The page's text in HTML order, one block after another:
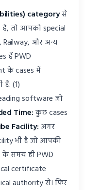
categoryसे
तो आपको special
Railway, और अन्य
हैं PWD
के cases में
हैं: (1)
software जो
Time:कुछ cases
Facility: अगर
भी है जो आपकी
के समय ही PWD
certificate
authority से। फिर